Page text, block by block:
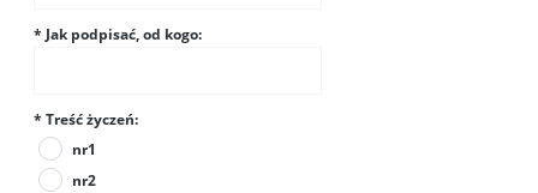
* Jak podpisać, od kogo:
* Treść życzeń:
nr1
nr2